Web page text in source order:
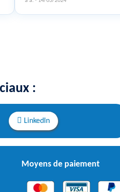
:
LinkedIn
Moyens de paiement